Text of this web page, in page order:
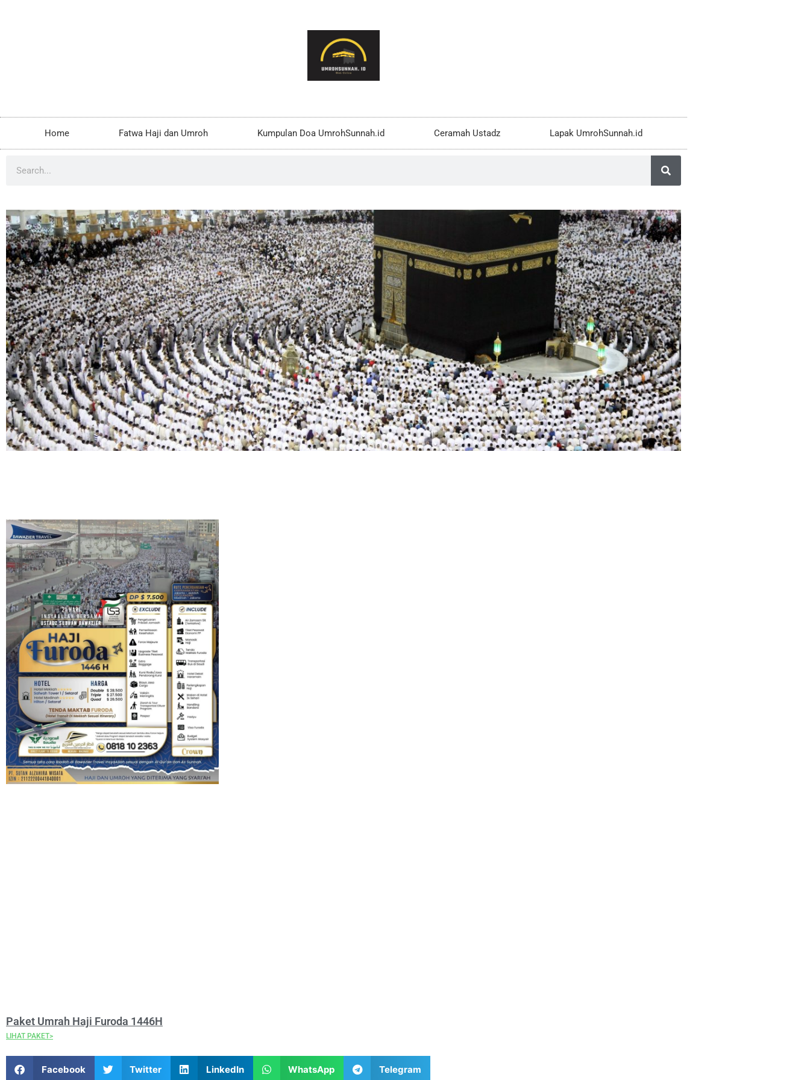
Home Fatwa Haji dan Umroh Kumpulan Doa UmrohSunnah.id Ceramah Ustadz Lapak UmrohSunnah.id
Paket Umrah Haji Furoda 1446H
LIHAT PAKET>
Facebook Twitter LinkedIn WhatsApp Telegram